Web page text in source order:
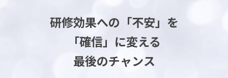
研修効果への「不安」を
「確信」に変える
最後のチャンス